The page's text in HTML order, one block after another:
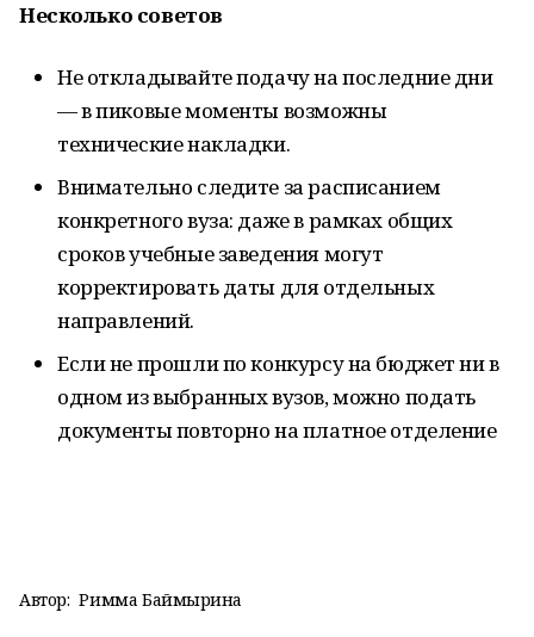
Несколько советов
Не откладывайте подачу на последние дни
— в пиковые моменты возможны
технические накладки.
Внимательно следите за расписанием
конкретного вуза: даже в рамках общих
сроков учебные заведения могут
корректировать даты для отдельных
направлений.
Если не прошли по конкурсу на бюджет ни в
одном из выбранных вузов, можно подать
документы повторно на платное отделение
Автор: Римма Баймырҙина